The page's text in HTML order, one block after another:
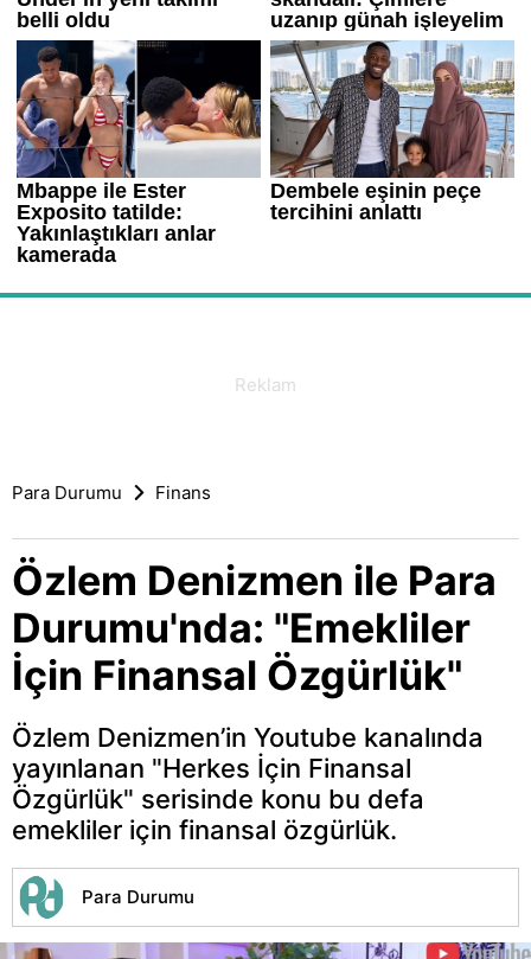
Para Durumu Finans
Özlem Denizmen ile Para
Durumu'nda: "Emekliler
İçin Finansal Özgürlük"
Özlem Denizmen’in Youtube kanalında
yayınlanan "Herkes İçin Finansal
Özgürlük" serisinde konu bu defa
emekliler için finansal özgürlük.
Para Durumu